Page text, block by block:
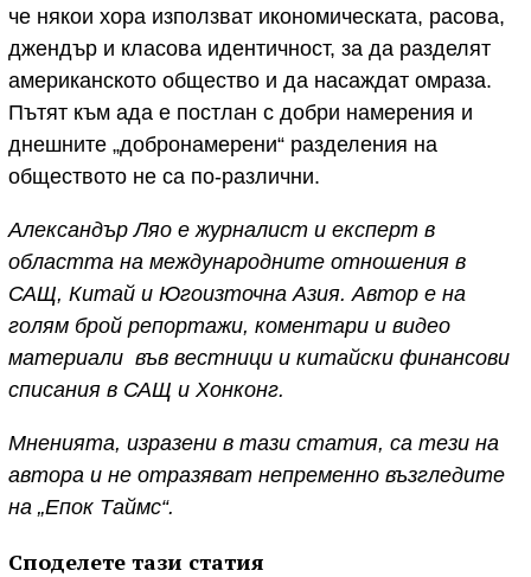
че някои хора използват икономическата, расова,
джендър и класова идентичност, за да разделят
американското общество и да насаждат омраза.
Пътят към ада е постлан с добри намерения и
днешните „добронамерени“ разделения на
обществото не са по-различни.
Александър Ляо е журналист и експерт в
областта на международните отношения в
САЩ, Китай и Югоизточна Азия. Автор е на
голям брой репортажи, коментари и видео
материали във вестници и китайски финансови
списания в САЩ и Хонконг.
Мненията, изразени в тази статия, са тези на
автора и не отразяват непременно възгледите
на „Епок Таймс“.
Споделете тази статия